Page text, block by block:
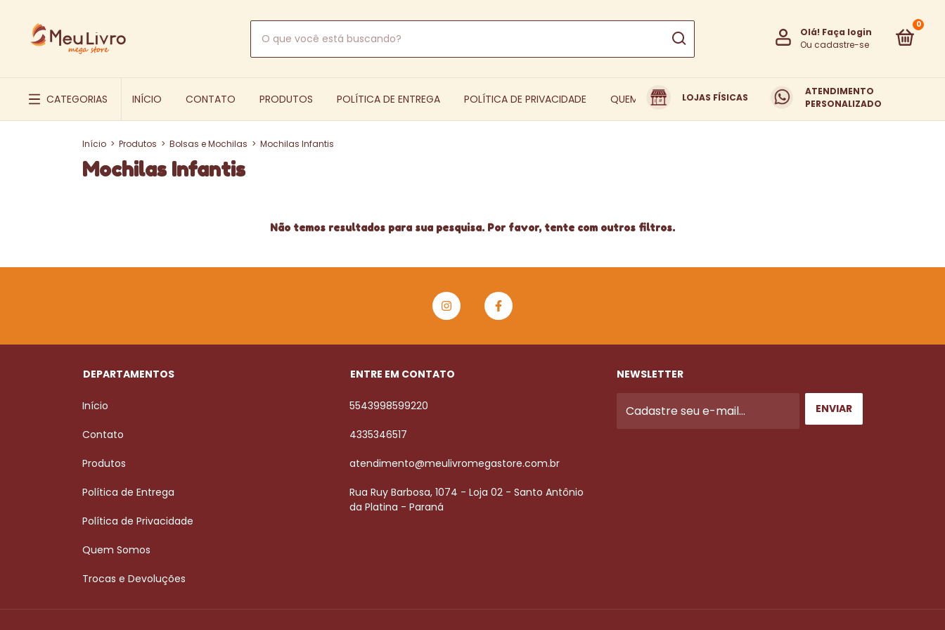
Olá! Faça login
Ou cadastre-se
0
CATEGORIAS INÍCIO CONTATO PRODUTOS POLÍTICA DE ENTREGA POLÍTICA DE PRIVACIDADE QUEM SOMOS TROCAS E DEVOLUÇÕES
LOJAS FÍSICAS
ATENDIMENTO
PERSONALIZADO
Início > Produtos > Bolsas e Mochilas > Mochilas Infantis
Mochilas Infantis
Não temos resultados para sua pesquisa. Por favor, tente com outros filtros.
DEPARTAMENTOS
Início
Contato
Produtos
Política de Entrega
Política de Privacidade
Quem Somos
Trocas e Devoluções
ENTRE EM CONTATO
5543998599220
4335346517
atendimento@meulivromegastore.com.br
Rua Ruy Barbosa, 1074 - Loja 02 - Santo Antônio
da Platina - Paraná
NEWSLETTER